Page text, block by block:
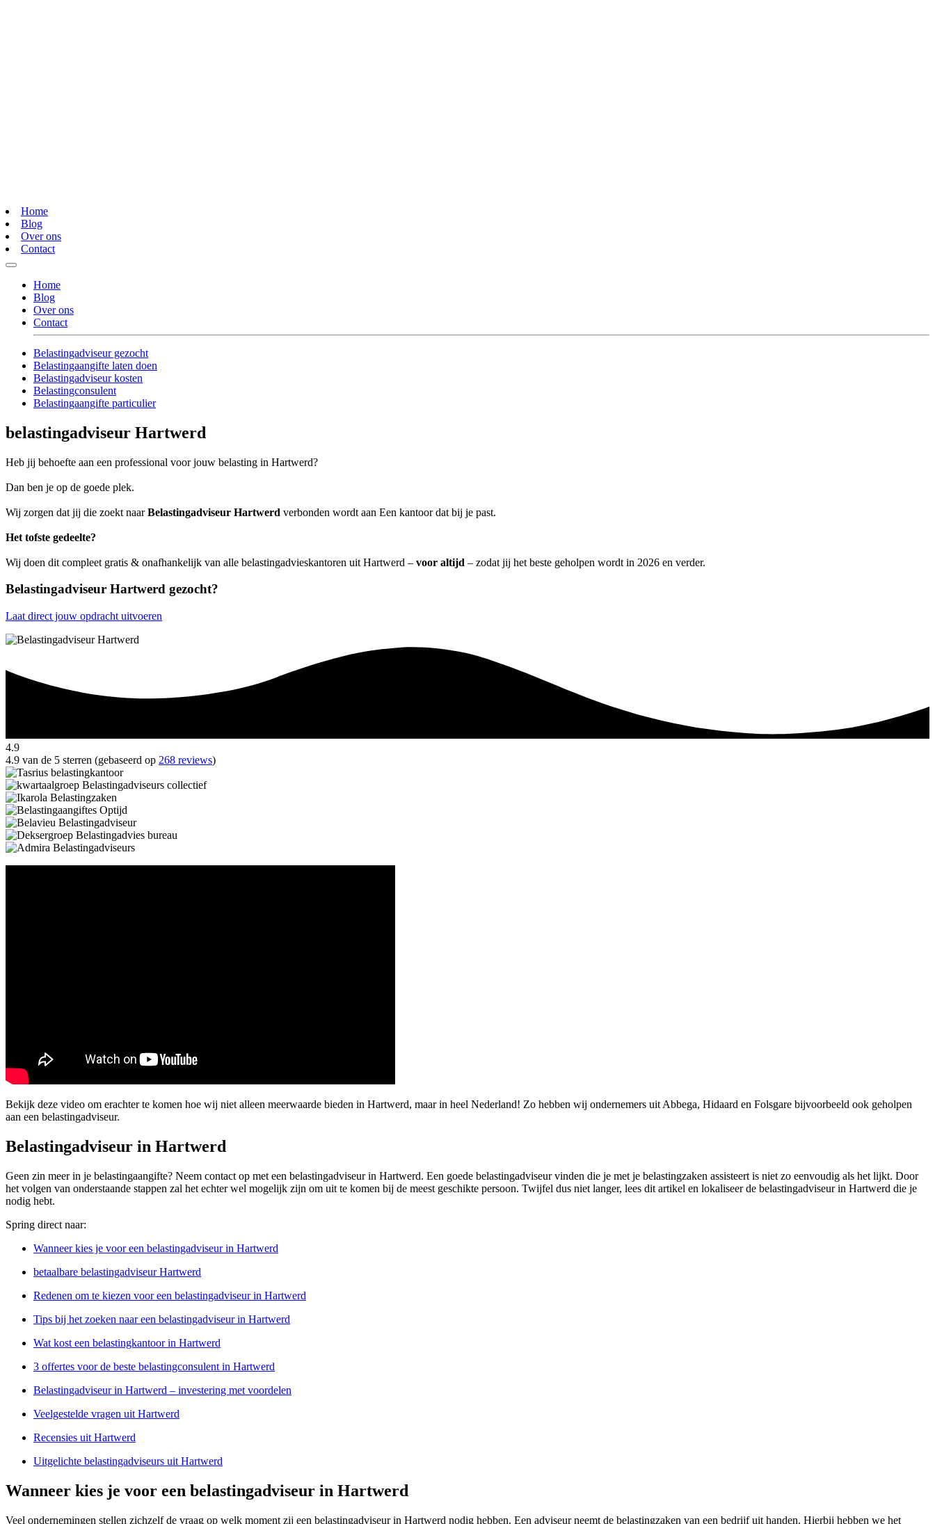
Home
Blog
Over ons
Contact
Home
Blog
Over ons
Contact
Belastingadviseur gezocht
Belastingaangifte laten doen
Belastingadviseur kosten
Belastingconsulent
Belastingaangifte particulier
belastingadviseur Hartwerd
Heb jij behoefte aan een professional voor jouw belasting in Hartwerd?
Dan ben je op de goede plek.
Wij zorgen dat jij die zoekt naarBelastingadviseur Hartwerd verbonden wordt aan Een kantoor dat bij je past.
Het tofste gedeelte?
Wij doen dit compleet gratis & onafhankelijk van alle belastingadvieskantoren uit Hartwerd – voor altijd – zodat jij het beste geholpen wordt in 2026 en verder.
Belastingadviseur Hartwerd gezocht?
Laat direct jouw opdracht uitvoeren
4.9
4.9 van de 5 sterren (gebaseerd op 268 reviews)
Bekijk deze video om erachter te komen hoe wij niet alleen meerwaarde bieden in Hartwerd, maar in heel Nederland! Zo hebben wij ondernemers uit Abbega, Hidaard en Folsgare bijvoorbeeld ook geholpen
aan een belastingadviseur.
Belastingadviseur in Hartwerd
Geen zin meer in je belastingaangifte? Neem contact op met een belastingadviseur in Hartwerd. Een goede belastingadviseur vinden die je met je belastingzaken assisteert is niet zo eenvoudig als het lijkt. Door
het volgen van onderstaande stappen zal het echter wel mogelijk zijn om uit te komen bij de meest geschikte persoon. Twijfel dus niet langer, lees dit artikel en lokaliseer de belastingadviseur in Hartwerd die je
nodig hebt.
Spring direct naar:
Wanneer kies je voor een belastingadviseur in Hartwerd
betaalbare belastingadviseur Hartwerd
Redenen om te kiezen voor een belastingadviseur in Hartwerd
Tips bij het zoeken naar een belastingadviseur in Hartwerd
Wat kost een belastingkantoor in Hartwerd
3 offertes voor de beste belastingconsulent in Hartwerd
Belastingadviseur in Hartwerd – investering met voordelen
Veelgestelde vragen uit Hartwerd
Recensies uit Hartwerd
Uitgelichte belastingadviseurs uit Hartwerd
Wanneer kies je voor een belastingadviseur in Hartwerd
Veel ondernemingen stellen zichzelf de vraag op welk moment zij een belastingadviseur in Hartwerd nodig hebben. Een adviseur neemt de belastingzaken van een bedrijf uit handen. Hierbij hebben we het